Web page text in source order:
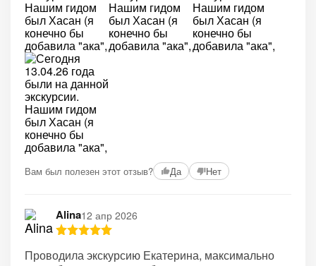
Вам был полезен этот отзыв? Да Нет
Alina12 апр 2026
Проводила экскурсию Екатерина, максимально